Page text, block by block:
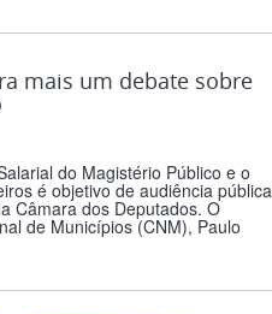
mais um debate sobre
do Magistério Público e o
é objetivo de audiência pública
Câmara dos Deputados. O
de Municípios (CNM), Paulo